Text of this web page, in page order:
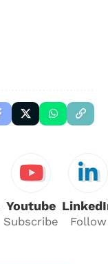
Youtube
Subscribe Follow